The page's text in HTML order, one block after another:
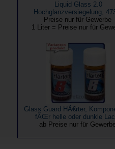
Liquid Glass 2.0
Hochglanzversiegelung,
Preise nur für Gewerbe
1 Liter = Preise nur für
Glass Guard HÃ€rter,
fÃŒr helle oder dunkle
ab Preise nur für